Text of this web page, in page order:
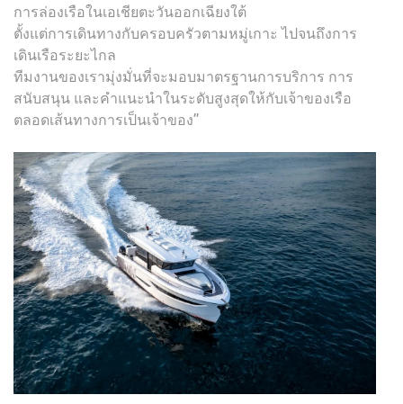
การล่องเรือในเอเชียตะวันออกเฉียงใต้
ตั้งแต่การเดินทางกับครอบครัวตามหมู่เกาะ ไปจนถึงการ
เดินเรือระยะไกล
ทีมงานของเรามุ่งมั่นที่จะมอบมาตรฐานการบริการ การ
สนับสนุน และคำแนะนำในระดับสูงสุดให้กับเจ้าของเรือ
ตลอดเส้นทางการเป็นเจ้าของ”